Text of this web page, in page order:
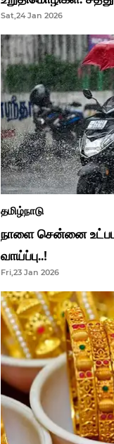
ஆசிரியர்களுக்கு
Sat,24 Jan 2026
தமிழ்நாடு
நாளை சென்னை
வாய்ப்பு..!
Fri,23 Jan 2026